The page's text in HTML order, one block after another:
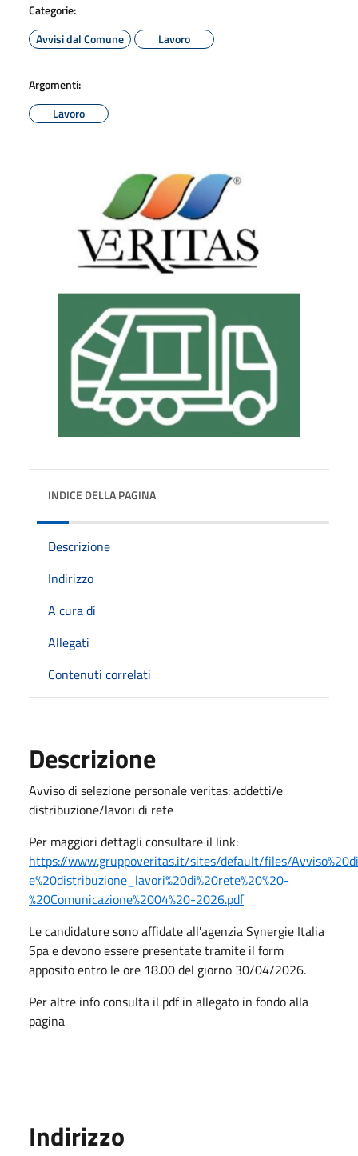
Categorie:
Avvisi dal Comune
Lavoro
Argomenti:
Lavoro
INDICE DELLA PAGINA
Descrizione
Indirizzo
A cura di
Allegati
Contenuti correlati
Descrizione
Avviso di selezione personale veritas: addetti/e
distribuzione/lavori di rete
Per maggiori dettagli consultare il link:
https://www.gruppoveritas.it/sites/default/files/
e%20distribuzione_lavori%20di%20rete%20%20-
%20Comunicazione%2004%20-2026.pdf
Le candidature sono affidate all'agenzia Synergie Italia
Spa e devono essere presentate tramite il form
apposito entro le ore 18.00 del giorno 30/04/2026.
Per altre info consulta il pdf in allegato in fondo alla
pagina
Indirizzo